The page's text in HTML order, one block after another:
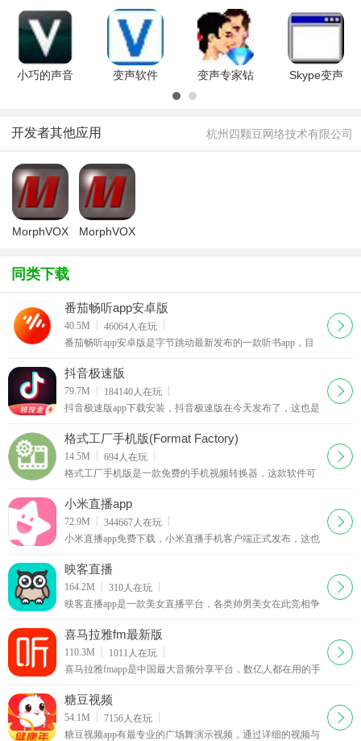
Changer变
声器V1.7
手机版
Changer
安卓版v1.8
Changer
Calls女孩
变声电话
V1.1安卓
免费少女
汉化版v1.0
小巧的声音
Voxal
Voice
变声软件
变声专家钻
Diamond)9.0.39
Skype变声
Changer
开发者其他应用 杭州四颗豆网络技术有限公司
MorphVOX
MorphVOX
同类下载
番茄畅听app安卓版
40.5M 46064人在玩
番茄畅听app安卓版是字节跳动最新发布的一款听书app，目
手机上用耳朵“看书”，方便又健康，还有专属的声音
下载
抖音极速版
79.7M 184140人在玩
抖音极速版app下载安装，抖音极速版在今天发布了，这也是
包，看的越多赚的越多。邀请好友也能赚红包
下载
格式工厂手机版(Format Factory)
14.5M 694人在玩
格式工厂手机版是一款免费的手机视频转换器，这款软件可
面上大部分的视频文件格式，包括MP4，FLV，AVI，
MKV，MP3，FLAC，WMA，OGG等。格式工厂手机版还
支持设置输出视频的尺寸、码率、长宽比等参数
下载
小米直播app
72.9M 344667人在玩
小米直播app免费下载，小米直播手机客户端正式发布，这也
小米直播就是之前的黑金直播升级改版了。
下载
映客直播
164.2M 310人在玩
映客直播app是一款美女直播平台，各类帅男美女在此竞相争
免费，全天二十四小时从不间断，让你与偶像面对面接触。
下载
喜马拉雅fm最新版
110.3M 1011 人在玩
喜马拉雅fmapp是中国最大音频分享平台，数亿人都在用的手
段子笑话、英语、儿歌儿童故事，就用喜马拉雅！
下载
糖豆视频
54.1M 7156人在玩
糖豆视频app有最专业的广场舞演示视频，通过详细的视频与
下载